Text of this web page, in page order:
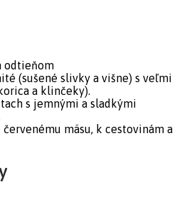
odtieňom
(sušené slivky a višne) s veľmi
a klinčeky).
s jemnými a sladkými
mäsu, k cestovinám a